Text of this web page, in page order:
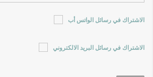
في رسائل الواتس أب
في رسائل البريد الالكتروني